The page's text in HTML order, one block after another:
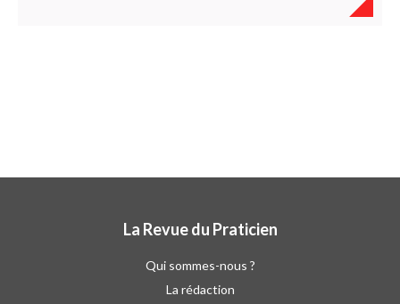
La Revue du Praticien
Qui sommes-nous ?
La rédaction